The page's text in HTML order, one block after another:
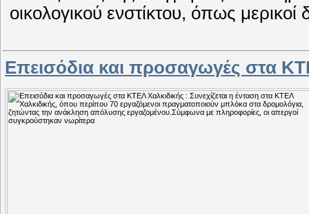
οικολογικού ενστίκτου, όπως μερικοί
Επεισόδια και προσαγωγές στα